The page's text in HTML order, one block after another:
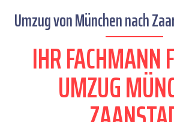
Umzug von München nach
IHR FACHMANN
UMZUG